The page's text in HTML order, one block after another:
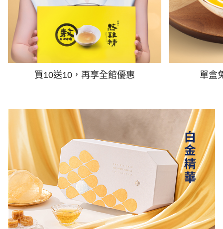
買10送10，再享全館優惠 單盒